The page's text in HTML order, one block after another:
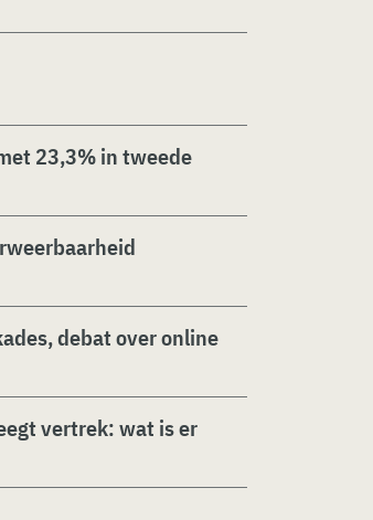
23,3% in tweede
debat over online
vertrek: wat is er